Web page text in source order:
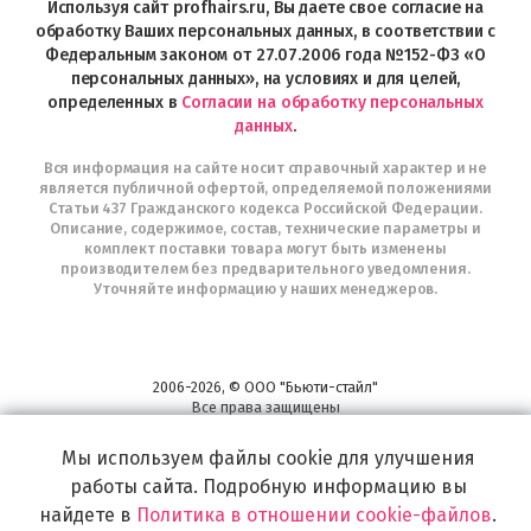
Telegram
Используя сайт profhairs.ru, Вы даете свое согласие на
обработку Ваших персональных данных, в соответствии с
Федеральным законом от 27.07.2006 года №152-ФЗ «О
персональных данных», на условиях и для целей,
определенных в Согласии на обработку персональных
данных.
Вся информация на сайте носит справочный характер и не
является публичной офертой, определяемой положениями
Статьи 437 Гражданского кодекса Российской Федерации.
Описание, содержимое, состав, технические параметры и
комплект поставки товара могут быть изменены
производителем без предварительного уведомления.
Уточняйте информацию у наших менеджеров.
2006-2026, © ООО "Бьюти-стайл"
Все права защищены
Широкий выбор инструментов, аксессуаров и принадлежностей для
воплощения
самых изысканных и необычных идей по созданию Вашего образа и стиля.
Мы используем файлы cookie для улучшения
работы сайта. Подробную информацию вы
найдете в Политика в отношении cookie-файлов.